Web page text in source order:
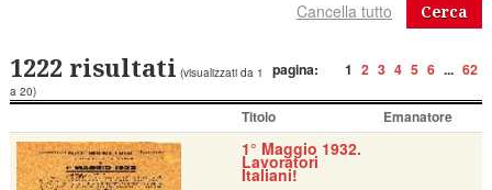
Cerca
pagina: 1 2 3 4 5 6 ... 62
1222 risultati (visualizzati da 1
a 20)
Titolo Emanatore
1° Maggio 1932.
Lavoratori
Italiani!